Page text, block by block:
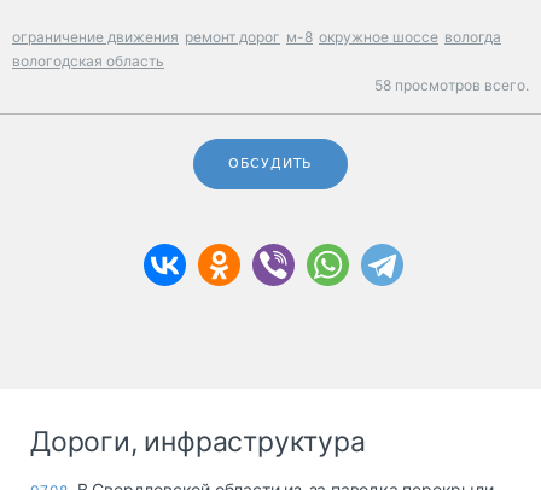
ограничение движения ремонт дорог м-8 окружное шоссе вологда
вологодская область
58 просмотров всего.
ОБСУДИТЬ
Дороги, инфраструктура